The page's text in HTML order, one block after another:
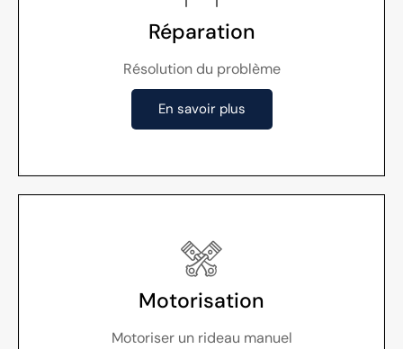
Réparation
Résolution du problème
En savoir plus
Motorisation
Motoriser un rideau manuel